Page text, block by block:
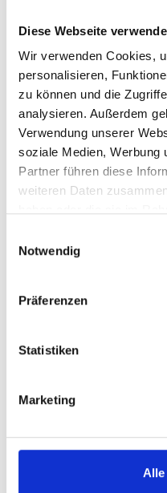
Diese Webseite
Wir verwenden Cookies,
personalisieren,
zu können und die
analysieren. Außerdem
Verwendung unserer
soziale Medien, Werbung
Partner führen diese
weiteren Daten
Notwendig
Präferenzen
Statistiken
Marketing
Alle
AUCH
PARALOS
OKTOBER-
BLACK FRIDAY
LAST MINUTE